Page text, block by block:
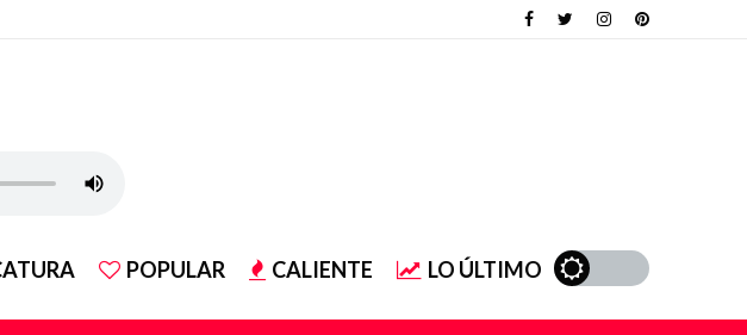
POPULAR CALIENTE LO ÚLTIMO